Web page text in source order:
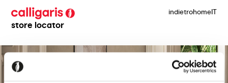
store locator
indietrohomeIT